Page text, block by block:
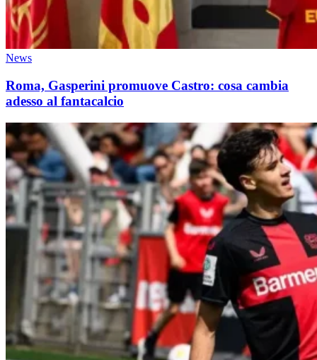
News
Roma, Gasperini promuove Castro: cosa cambia
adesso al fantacalcio